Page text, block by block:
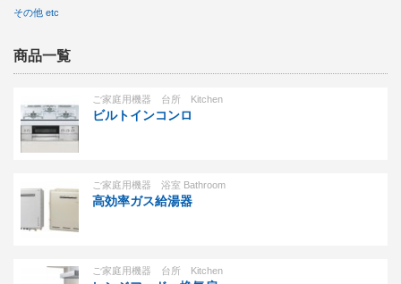
その他 etc
商品一覧
ご家庭用機器 台所 Kitchen
ビルトインコンロ
ご家庭用機器 浴室 Bathroom
高効率ガス給湯器
ご家庭用機器 台所 Kitchen